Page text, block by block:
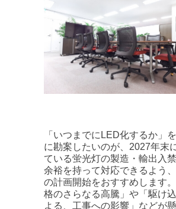
「いつまでにLED化するか」
に勘案したいのが、2027年末
ている蛍光灯の製造・輸出入禁
余裕を持って対応できるよう
の計画開始をおすすめします
格のさらなる高騰」や「駆け
よる、工事への影響」などが